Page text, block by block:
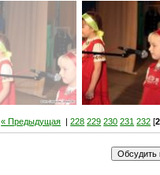
« Предыдущая |228 229 230 231 232 [